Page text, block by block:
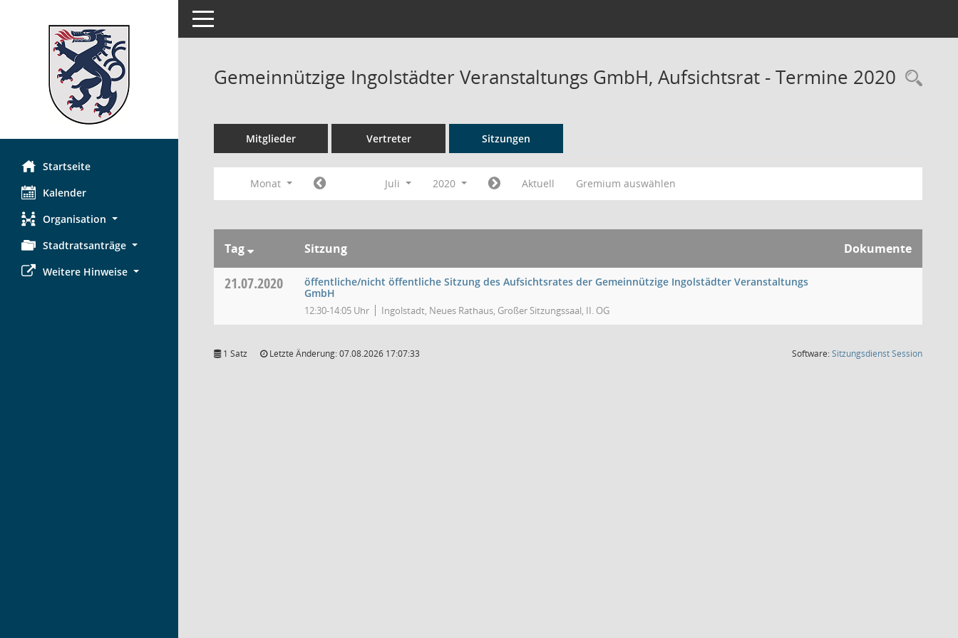
Startseite
Kalender
Organisation
Stadtratsanträge
Weitere Hinweise
Toggle navigation
Gemeinnützige Ingolstädter Veranstaltungs GmbH, Aufsichtsrat - Termine 2020
Mitglieder Vertreter Sitzungen
Monat Juli 2020 Aktuell Gremium auswählen
Tag Sitzung Dokumente
21.07.2020
öffentliche/nicht öffentliche Sitzung des Aufsichtsrates der Gemeinnützige Ingolstädter Veranstaltungs
GmbH
12:30-14:05 Uhr Ingolstadt, Neues Rathaus, Großer Sitzungssaal, II. OG
1 Satz Letzte Änderung: 07.08.2026 17:07:33 Software:SitzungsdienstSession(Wird in